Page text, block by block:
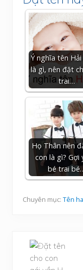
Ý nghĩa tên Hải
là gì, nên đặt
trai…
Họ Thân nên
con là gì? Gợi
bé trai
Chuyên mục: Tên